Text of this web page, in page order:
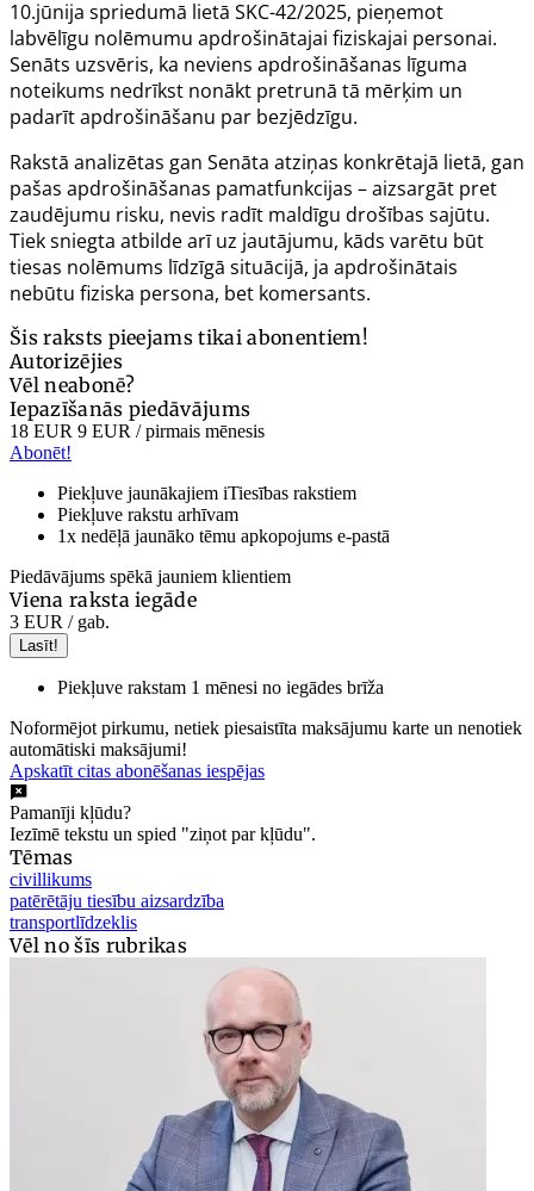
10.jūnija spriedumā lietā SKC-42/2025, pieņemot
labvēlīgu nolēmumu apdrošinātajai fiziskajai personai.
Senāts uzsvēris, ka neviens apdrošināšanas līguma
noteikums nedrīkst nonākt pretrunā tā mērķim un
padarīt apdrošināšanu par bezjēdzīgu.
Rakstā analizētas gan Senāta atziņas konkrētajā lietā, gan
pašas apdrošināšanas pamatfunkcijas – aizsargāt pret
zaudējumu risku, nevis radīt maldīgu drošības sajūtu.
Tiek sniegta atbilde arī uz jautājumu, kāds varētu būt
tiesas nolēmums līdzīgā situācijā, ja apdrošinātais
nebūtu fiziska persona, bet komersants.
Šis raksts pieejams tikai abonentiem!
Autorizējies
Vēl neabonē?
Iepazīšanās piedāvājums
18 EUR 9 EUR / pirmais mēnesis
Abonēt!
Piekļuve jaunākajiem iTiesības rakstiem
Piekļuve rakstu arhīvam
1x nedēļā jaunāko tēmu apkopojums e-pastā
Piedāvājums spēkā jauniem klientiem
Viena raksta iegāde
3 EUR / gab.
Lasīt!
Piekļuve rakstam 1 mēnesi no iegādes brīža
Noformējot pirkumu, netiek piesaistīta maksājumu karte un nenotiek
automātiski maksājumi!
Apskatīt citas abonēšanas iespējas
Pamanīji kļūdu?
Iezīmē tekstu un spied "ziņot par kļūdu".
Tēmas
civillikums
patērētāju tiesību aizsardzība
transportlīdzeklis
Vēl no šīs rubrikas